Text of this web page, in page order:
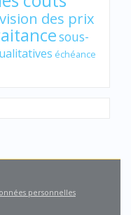
des prix
sous-
échéance
personnelles